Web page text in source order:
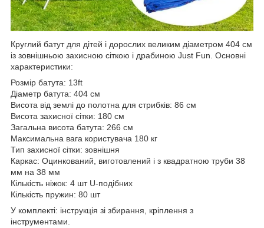
Круглий батут для дітей і дорослих великим діаметром 404 см
із зовнішньою захисною сіткою і драбиною Just Fun. Основні
характеристики:
Розмір батута: 13ft
Діаметр батута: 404 см
Висота від землі до полотна для стрибків: 86 см
Висота захисної сітки: 180 см
Загальна висота батута: 266 см
Максимальна вага користувача 180 кг
Тип захисної сітки: зовнішня
Каркас: Оцинкований, виготовлений і з квадратною труби 38
мм на 38 мм
Кількість ніжок: 4 шт U-подібних
Кількість пружин: 80 шт
У комплекті: інструкція зі збирання, кріплення з
інструментами.